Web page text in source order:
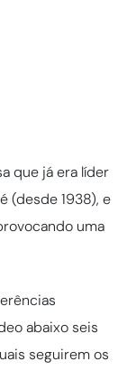
que já era líder
(desde 1938), e
uma
abaixo seis
seguirem os